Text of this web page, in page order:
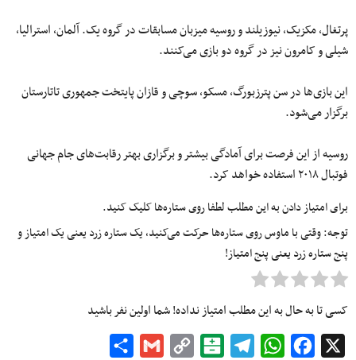
پرتغال، مکزیک، نیوزیلند و روسیه میزبان مسابقات در گروه یک. آلمان، استرالیا،
شیلی و کامرون نیز در گروه دو بازی می‌کنند.
این بازی‌ها در سن پترزبورگ، مسکو، سوچی و قازان پایتخت جمهوری تاتارستان
برگزار می‌شود.
روسیه از این فرصت برای آمادگی بیشتر و برگزاری بهتر رقابت‌های جام جهانی
فوتبال ۲۰۱۸ استفاده خواهد کرد.
برای امتیاز دادن به این مطلب لطفا روی ستاره‌ها کلیک کنید.
توجه: وقتی با ماوس روی ستاره‌ها حرکت می‌کنید، یک ستاره زرد یعنی یک امتیاز و
پنج ستاره زرد یعنی پنج امتیاز!
کسی تا به حال به این مطلب امتیاز نداده! شما اولین نفر باشید
Facebook
WhatsApp
Telegram
Balatarin
Copy
Gmail